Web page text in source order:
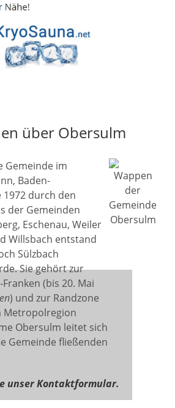
über Obersulm
Gemeinde im
Baden-
durch den
der Gemeinden
Eschenau, Weiler
Willsbach entstand
Sülzbach
Sie gehört zur
(bis 20. Mai
) und zur Randzone
Metropolregion
Obersulm leitet sich
Gemeinde fließenden
unser Kontaktformular.